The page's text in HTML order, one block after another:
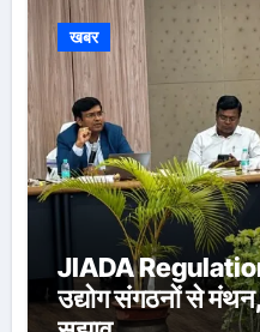
खबर
JIADA
उद्योग संगठनों से